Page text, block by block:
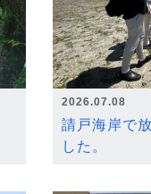
2026.07.08
請戸海岸で
した。